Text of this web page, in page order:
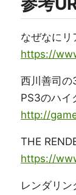
なぜなにリ
https://
西川善司の
PS3のハイ
http://
THE
https://
レンダリン